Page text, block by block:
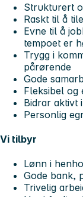
Strukturert
Raskt til å
Evne til å
tempoet er
Trygg i
pårørende
Gode
Fleksibel og
Bidrar aktivt
Personlig
Vi tilbyr
Lønn i
Gode bank,
Trivelig